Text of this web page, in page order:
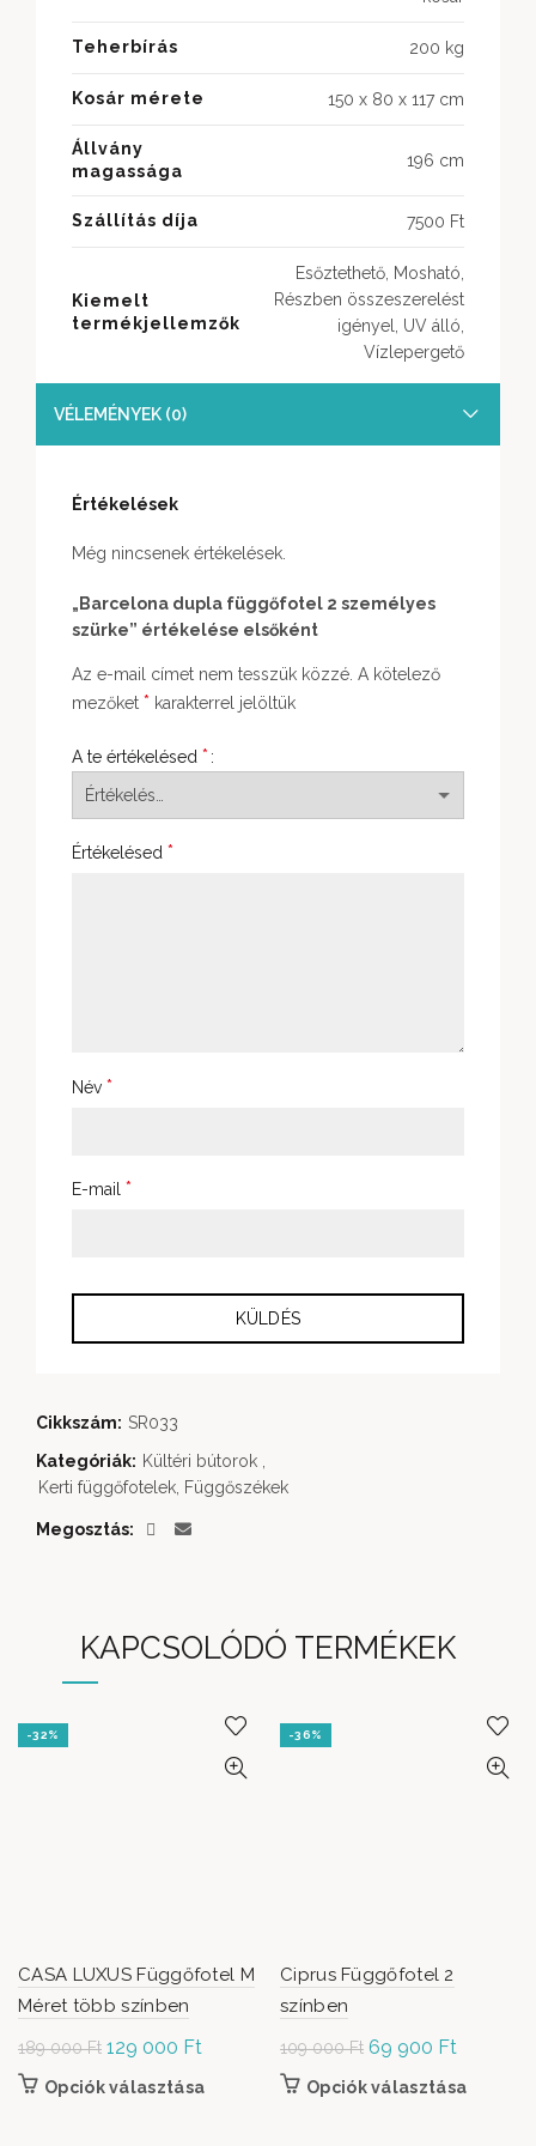
Teherbírás 200 kg
Kosár mérete 150 x 80 x 117 cm
Állvány
magassága
196 cm
Szállítás díja 7500 Ft
Kiemelt
termékjellemzők
Esőztethető, Mosható,
Részben összeszerelést
igényel, UV álló,
Vízlepergető
VÉLEMÉNYEK (0)
Értékelések
Még nincsenek értékelések.
„Barcelona dupla függőfotel 2 személyes
szürke” értékelése elsőként
Az e-mail címet nem tesszük közzé. A kötelező
mezőket * karakterrel jelöltük
A te értékelésed *
Értékelésed *
Név *
E-mail *
Cikkszám: SR033
Kategóriák: Kültéri bútorok ,
Kerti függőfotelek, Függőszékek
Megosztás
KAPCSOLÓDÓ TERMÉKEK
-32%
CASA LUXUS Függőfotel M
Méret több színben
189 000Ft Original
price was:
129 000 Ft
Opciók választása Ennek a terméknek több variációja van. A
-36%
Ciprus Függőfotel 2
színben
109 000Ft Original
price was:
69 900 Ft
Opciók választása